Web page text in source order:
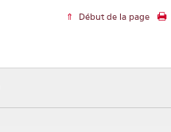
Début de la page